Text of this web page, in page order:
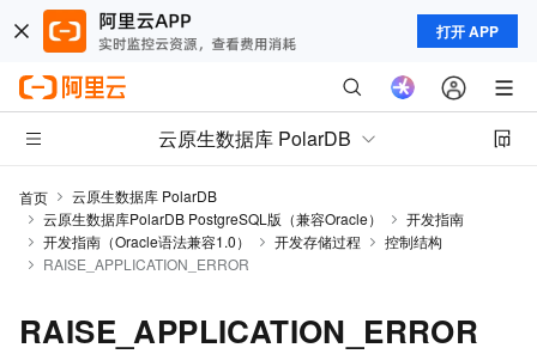
打开 APP
云原生数据库 PolarDB
首页
云原生数据库 PolarDB
云原生数据库PolarDB PostgreSQL版（兼容Oracle）
开发指南
开发指南（Oracle语法兼容1.0）
开发存储过程
控制结构
RAISE_APPLICATION_ERROR
RAISE_APPLICATION_ERROR